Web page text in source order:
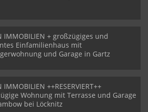
IMMOBILIEN + großzügiges und
Einfamilienhaus mit
und Garage in Gartz
IMMOBILIEN ++RESERVIERT++
Wohnung mit Terrasse und Garage
bei Löcknitz